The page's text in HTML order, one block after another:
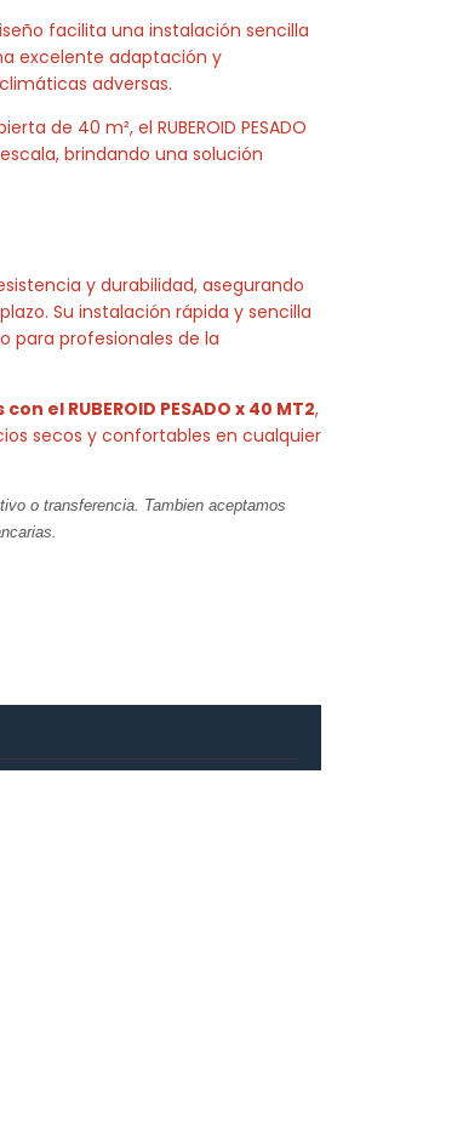
facilita una instalación sencilla
excelente adaptación y
adversas.
de 40 m², el RUBEROID PESADO
brindando una solución
y durabilidad, asegurando
Su instalación rápida y sencilla
para profesionales de la
el RUBEROID PESADO x 40 MT2,
secos y confortables en cualquier
o transferencia. Tambien aceptamos